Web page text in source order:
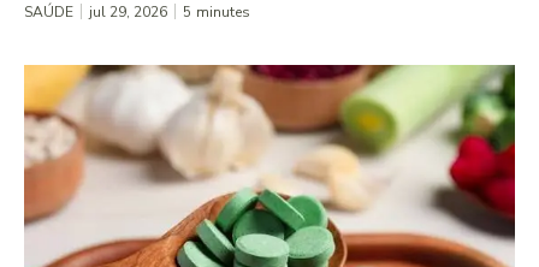
SAÚDE jul 29, 2026 5 minutes